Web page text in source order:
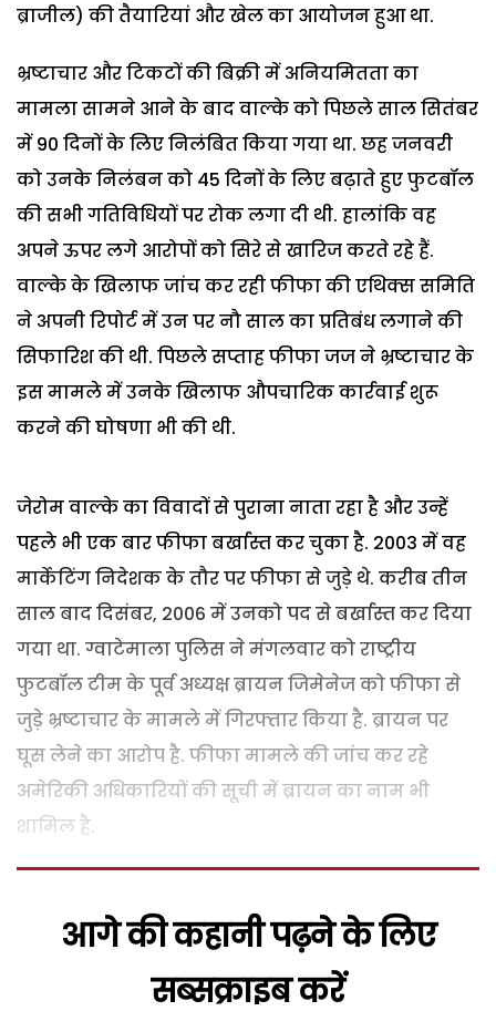
ब्राजील) की तैयारियां और खेल का आयोजन हुआ था.
भ्रष्टाचार और टिकटों की बिक्री में अनियमितता का
मामला सामने आने के बाद वाल्के को पिछले साल सितंबर
में 90 दिनों के लिए निलंबित किया गया था. छह जनवरी
को उनके निलंबन को 45 दिनों के लिए बढ़ाते हुए फुटबॉल
की सभी गतिविधियों पर रोक लगा दी थी. हालांकि वह
अपने ऊपर लगे आरोपों को सिरे से खारिज करते रहे हैं.
वाल्के के खिलाफ जांच कर रही फीफा की एथिक्स समिति
ने अपनी रिपोर्ट में उन पर नौ साल का प्रतिबंध लगाने की
सिफारिश की थी. पिछले सप्ताह फीफा जज ने भ्रष्टाचार के
इस मामले में उनके खिलाफ औपचारिक कार्रवाई शुरू
करने की घोषणा भी की थी.
जेरोम वाल्के का विवादों से पुराना नाता रहा है और उन्हें
पहले भी एक बार फीफा बर्खास्त कर चुका है. 2003 में वह
मार्केटिंग निदेशक के तौर पर फीफा से जुड़े थे. करीब तीन
साल बाद दिसंबर, 2006 में उनको पद से बर्खास्त कर दिया
गया था. ग्वाटेमाला पुलिस ने मंगलवार को राष्ट्रीय
फुटबॉल टीम के पूर्व अध्यक्ष ब्रायन जिमेनेज को फीफा से
जुड़े भ्रष्टाचार के मामले में गिरफ्तार किया है. ब्रायन पर
घूस लेने का आरोप है. फीफा मामले की जांच कर रहे
अमेरिकी अधिकारियों की सूची में ब्रायन का नाम भी
शामिल है.
आगे की कहानी पढ़ने के लिए
सब्सक्राइब करें